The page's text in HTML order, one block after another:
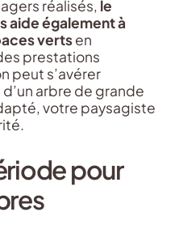
réalisés, le
aide également à
vertsen
prestations
peut s’avérer
arbre de grande
votre paysagiste
pour